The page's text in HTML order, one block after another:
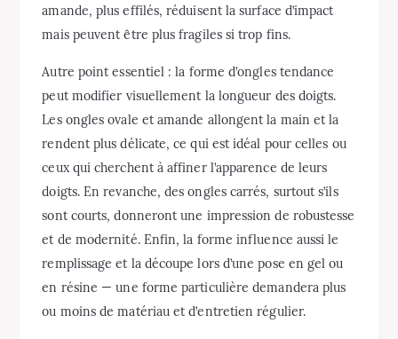
amande, plus effilés, réduisent la surface d’impact
mais peuvent être plus fragiles si trop fins.
Autre point essentiel : la forme d’ongles tendance
peut modifier visuellement la longueur des doigts.
Les ongles ovale et amande allongent la main et la
rendent plus délicate, ce qui est idéal pour celles ou
ceux qui cherchent à affiner l’apparence de leurs
doigts. En revanche, des ongles carrés, surtout s’ils
sont courts, donneront une impression de robustesse
et de modernité. Enfin, la forme influence aussi le
remplissage et la découpe lors d’une pose en gel ou
en résine — une forme particulière demandera plus
ou moins de matériau et d’entretien régulier.